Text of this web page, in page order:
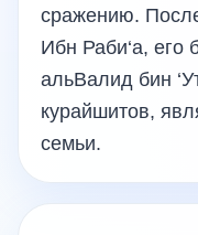
сражению.
Ибн Раби‘а, его
альВалид бин
курайшитов,
семьи.